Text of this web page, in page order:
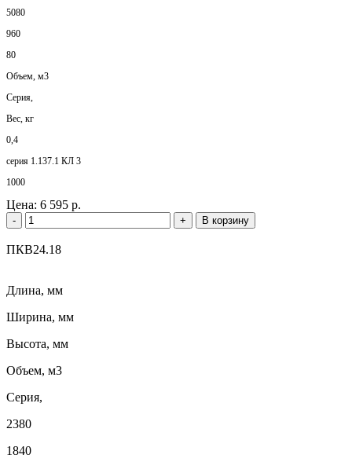
5080
960
80
Объем, м3
Серия,
Вес, кг
0,4
серия 1.137.1 КЛ 3
1000
Цена: 6 595 р.
- + В корзину
ПКВ24.18
Длина, мм
Ширина, мм
Высота, мм
Объем, м3
Серия,
2380
1840